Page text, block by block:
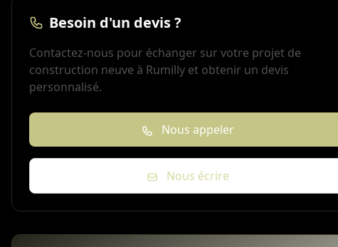
Besoin d'un devis ?
Contactez-nous pour échanger sur votre projet de
construction neuve à Rumilly et obtenir un devis
personnalisé.
Nous appeler
Nous écrire